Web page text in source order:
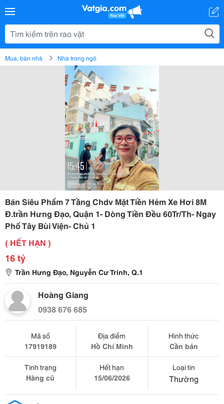
Mua, bán nhà Nhà trong ngõ
Bán Siêu Phẩm 7 Tầng Chdv Mặt Tiền Hẻm Xe Hơi 8M
Đ.trần Hưng Đạo, Quận 1- Dòng Tiền Đều 60Tr/Th- Ngay
Phố Tây Bùi Viện- Chủ 1
( HẾT HẠN )
16 tỷ
Trần Hưng Đạo, Nguyễn Cư Trinh, Q.1
Hoàng Giang
0938 676 685
Mã số
17919189
Địa điểm
Hồ Chí Minh
Hình thức
Cần bán
Tình trạng
Hàng cũ
Hết hạn
15/06/2026
Loại tin
Thường